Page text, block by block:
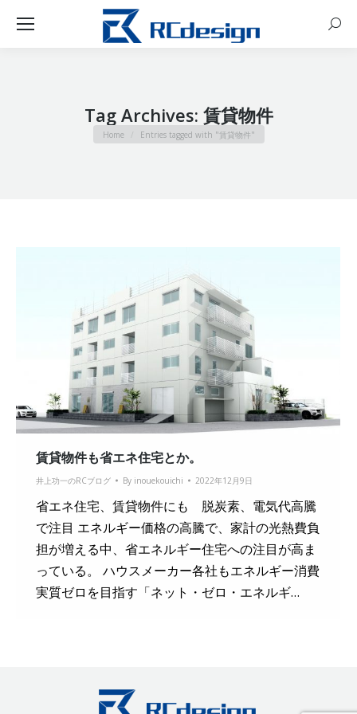
Tag Archives: 賃貸物件
You are here:
Home Entries tagged with "賃貸物件"
賃貸物件も省エネ住宅とか。
井上功一のRCブログ By inouekouichi 2022年12月9日
省エネ住宅、賃貸物件にも 脱炭素、電気代高騰
で注目 エネルギー価格の高騰で、家計の光熱費負
担が増える中、省エネルギー住宅への注目が高ま
っている。 ハウスメーカー各社もエネルギー消費
実質ゼロを目指す「ネット・ゼロ・エネルギ…